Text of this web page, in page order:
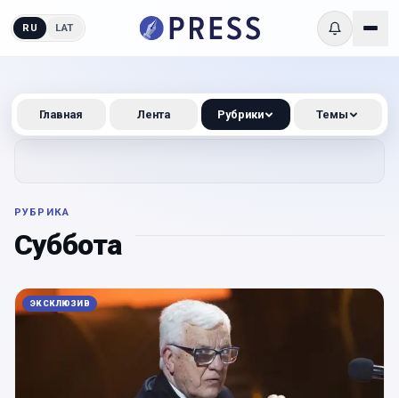
RU LAT
РУБРИКА
Суббота
ЭКСКЛЮЗИВ
Главная Лента Рубрики Темы